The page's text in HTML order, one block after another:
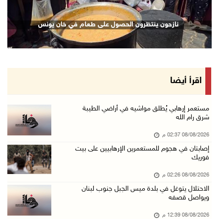
42 الف مسافر تنقلوا عبر معبر الكرامة الأسبوع ...
08/آب/2026 11:44 ص
الاحتلال يواصل تجريف أراضٍ في سنجل شمال رام ...
منتخبنا الوطني للتايكواندو يستهل مشاركته في ب ...
"فانا": الثقافة البحرينية تـصون الهوية الوطني ...
08/آب/2026 11:04 ص
73,384 شهيدا و174,242 مصابا منذ بدء حرب الإبا ...
08/آب/2026 10:50 ص
قوات الاحتلال تجري تحقيقات ميدانية مع عشرات ا ...
08/آب/2026 10:18 ص
نازحون ينتظرون الحصول على طعام في خان يونس
اقرأ أيضا
مستعمر إرهابي يُطلق مواشيه في أراضي الطيبة
شرق رام الله
08/08/2026 02:37 م
إصابتان في هجوم للمستعمرين الإرهابيين على بيت
فوريك
08/08/2026 02:26 م
الاحتلال يتوغل في بلدة ميس الجبل جنوب لبنان
ويواصل قصفه
08/08/2026 12:39 م